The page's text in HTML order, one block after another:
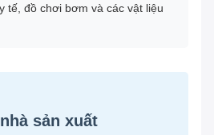
tế, đồ chơi bơm và các vật liệu
sản xuất